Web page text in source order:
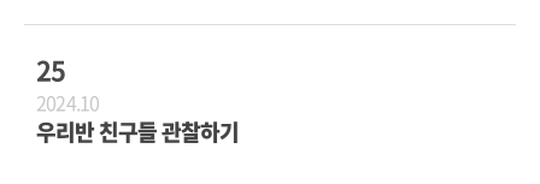
25
2024.10
우리반 친구들 관찰하기